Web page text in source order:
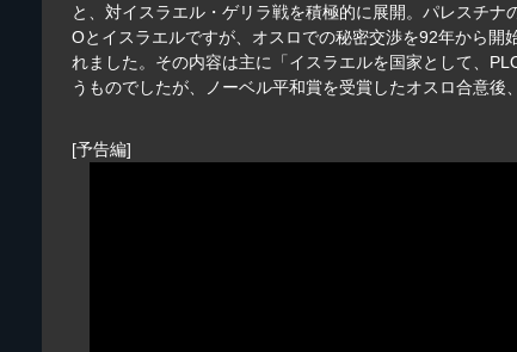
と、対イスラエル・ゲリラ戦を積極的に展開。パレスチ
Oとイスラエルですが、オスロでの秘密交渉を92年から
れました。その内容は主に「イスラエルを国家として、
うものでしたが、ノーベル平和賞を受賞したオスロ合意
[予告編]